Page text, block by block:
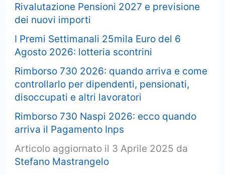
Rivalutazione Pensioni 2027 e previsione
dei nuovi importi
I Premi Settimanali 25mila Euro del 6
Agosto 2026: lotteria scontrini
Rimborso 730 2026: quando arriva e come
controllarlo per dipendenti, pensionati,
disoccupati e altri lavoratori
Rimborso 730 Naspi 2026: ecco quando
arriva il Pagamento Inps
Articolo aggiornato il 3 Aprile 2025 da
Stefano Mastrangelo